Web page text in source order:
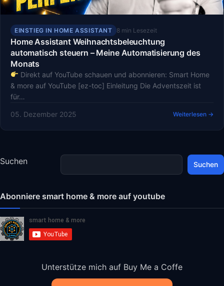
EINSTIEG IN HOME ASSISTANT 8 min Lesezeit
Home Assistant Weihnachtsbeleuchtung
automatisch steuern – Meine Automatisierung des
Monats
Direkt auf YouTube schauen und abonnieren: Smart Home
& more auf YouTube [ez-toc] Einleitung Die Adventszeit ist
für…
05. Dezember 2025 Weiterlesen →
Suchen Suchen
Abonniere smart home & more auf youtube
Unterstütze mich auf Buy Me a Coffe